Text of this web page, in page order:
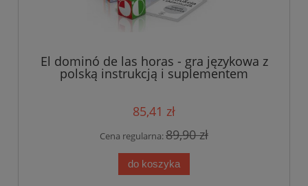
El dominó de las horas - gra językowa z
polską instrukcją i suplementem
85,41 zł
Cena regularna:89,90 zł
do koszyka